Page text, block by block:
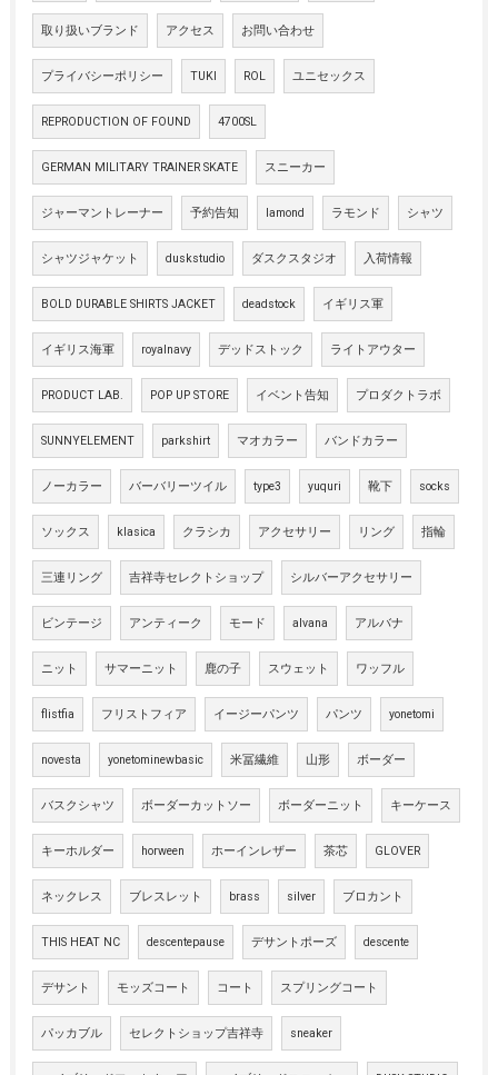
取り扱いブランド アクセス お問い合わせ
プライバシーポリシー TUKI ROL ユニセックス
REPRODUCTION OF FOUND 4700SL
GERMAN MILITARY TRAINER SKATE スニーカー
ジャーマントレーナー 予約告知 lamond ラモンド シャツ
シャツジャケット duskstudio ダスクスタジオ 入荷情報
BOLD DURABLE SHIRTS JACKET deadstock イギリス軍
イギリス海軍 royalnavy デッドストック ライトアウター
PRODUCT LAB. POP UP STORE イベント告知 プロダクトラボ
SUNNYELEMENT parkshirt マオカラー バンドカラー
ノーカラー バーバリーツイル type3 yuquri 靴下 socks
ソックス klasica クラシカ アクセサリー リング 指輪
三連リング 吉祥寺セレクトショップ シルバーアクセサリー
ビンテージ アンティーク モード alvana アルバナ
ニット サマーニット 鹿の子 スウェット ワッフル
flistfia フリストフィア イージーパンツ パンツ yonetomi
novesta yonetominewbasic 米冨繊維 山形 ボーダー
バスクシャツ ボーダーカットソー ボーダーニット キーケース
キーホルダー horween ホーインレザー 茶芯 GLOVER
ネックレス ブレスレット brass silver ブロカント
THIS HEAT NC descentepause デサントポーズ descente
デサント モッズコート コート スプリングコート
パッカブル セレクトショップ吉祥寺 sneaker